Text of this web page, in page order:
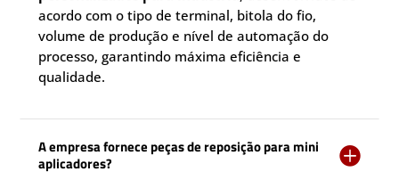
acordo com o tipo de terminal, bitola do fio,
volume de produção e nível de automação do
processo, garantindo máxima eficiência e
qualidade.
A empresa fornece peças de reposição para mini
aplicadores?
